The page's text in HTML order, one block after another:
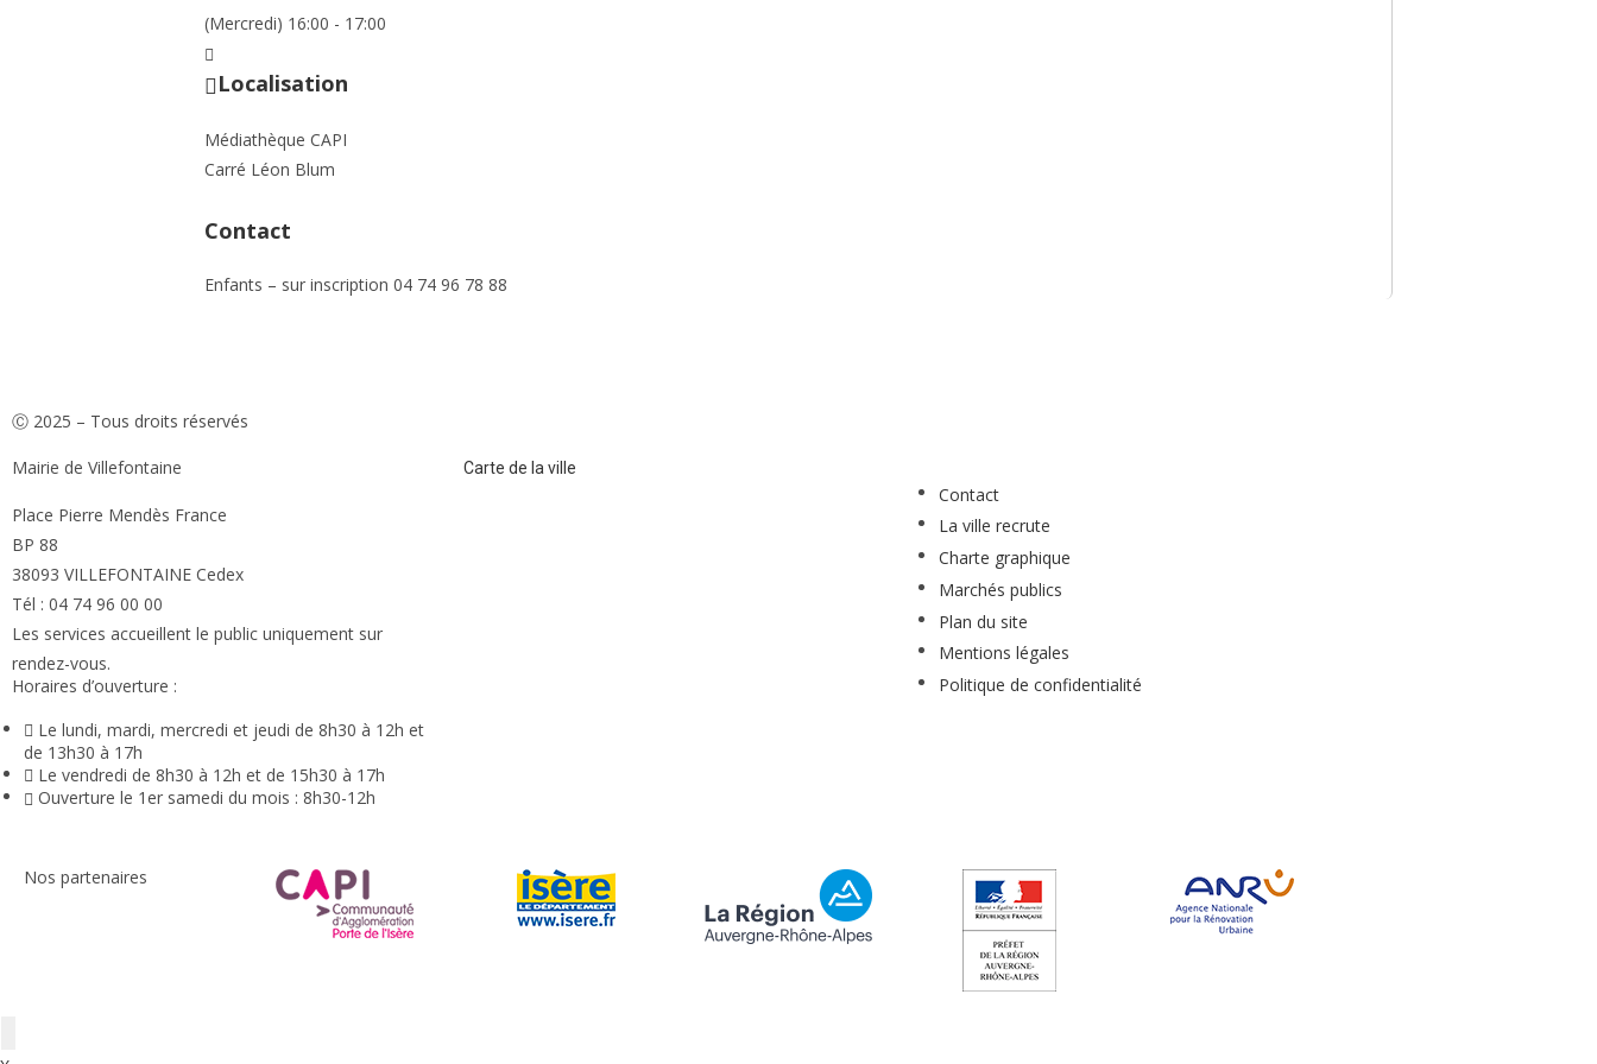
(Mercredi) 16:00 - 17:00
Localisation
Médiathèque CAPI
Carré Léon Blum
Contact
Enfants – sur inscription 04 74 96 78 88
Ⓒ 2025 – Tous droits réservés
Mairie de Villefontaine
Place Pierre Mendès France
BP 88
38093 VILLEFONTAINE Cedex
Tél : 04 74 96 00 00
Les services accueillent le public uniquement sur
rendez-vous.
Horaires d’ouverture :
Le lundi, mardi, mercredi et jeudi de 8h30 à 12h et
de 13h30 à 17h
Le vendredi de 8h30 à 12h et de 15h30 à 17h
Ouverture le 1er samedi du mois : 8h30-12h
Carte de la ville
Contact
La ville recrute
Charte graphique
Marchés publics
Plan du site
Mentions légales
Politique de confidentialité
Nos partenaires